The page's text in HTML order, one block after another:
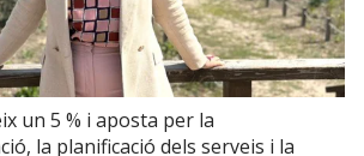
un 5 % i aposta per la
la planificació dels serveis i la